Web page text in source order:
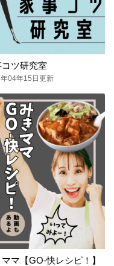
ツ研究室
04年15日更新
マ【GO-快レシピ！】